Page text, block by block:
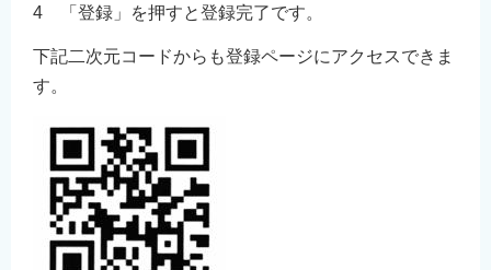
4 「登録」を押すと登録完了です。
下記二次元コードからも登録ページにアクセスできま
す。